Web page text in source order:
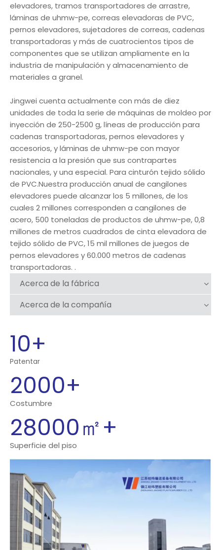
elevadores, tramos transportadores de arrastre,
láminas de uhmw-pe, correas elevadoras de PVC,
pernos elevadores, sujetadores de correas, cadenas
transportadoras y más de cuatrocientos tipos de
componentes que se utilizan ampliamente en la
industria de manipulación y almacenamiento de
materiales a granel.
Jingwei cuenta actualmente con más de diez
unidades de toda la serie de máquinas de moldeo por
inyección de 250-2500 g, líneas de producción para
cadenas transportadoras, pernos elevadores y
accesorios, y láminas de uhmw-pe con mayor
resistencia a la presión que sus contrapartes
nacionales, y una especial. Para cinturón tejido sólido
de PVC.Nuestra producción anual de cangilones
elevadores puede alcanzar los 5 millones, de los
cuales 2 millones corresponden a cangilones de
acero, 500 toneladas de productos de uhmw-pe, 0,8
millones de metros cuadrados de cinta elevadora de
tejido sólido de PVC, 15 mil millones de juegos de
pernos elevadores y 60.000 metros de cadenas
transportadoras. .
Acerca de la fábrica
Acerca de la compañía
10+
Patentar
2000+
Costumbre
28000㎡+
Superficie del piso